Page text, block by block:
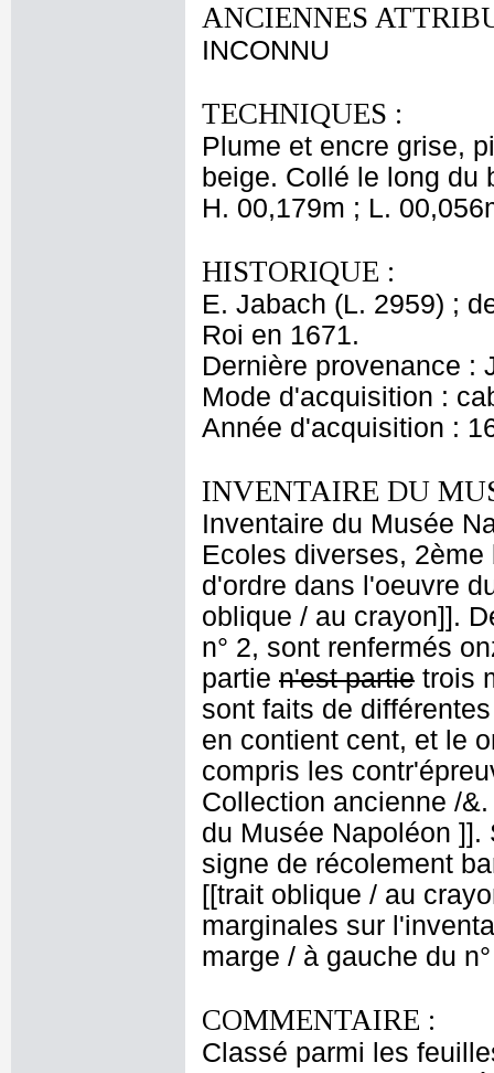
ANCIENNES
INCONNU
TECHNIQUES :
Plume et encre grise,
beige. Collé le long du
H. 00,179m ; L.
HISTORIQUE :
E. Jabach (L. 2959) ;
Roi en 1671.
Dernière provenance :
Mode d'acquisition :
Année d'acquisition :
INVENTAIRE DU
Inventaire du Musée
Ecoles diverses,
d'ordre dans l'oeuvre
oblique / au crayon]].
n° 2, sont renfermés
partie n'est partie trois
sont faits de
en contient cent, et le
compris les
Collection ancienne /
du Musée Napoléon
signe de récolement
[[trait oblique / au
marginales sur
marge / à gauche du
COMMENTAIRE :
Classé parmi les